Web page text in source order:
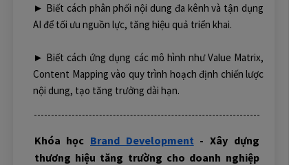
Khóa học Brand Development - Xây dựng
thương hiệu tăng trường cho doanh nghiệp
► Biết cách phân phối nội dung đa kênh và tận dụng
AI để tối ưu nguồn lực, tăng hiệu quả triển khai.
► Biết cách ứng dụng các mô hình như Value Matrix,
Content Mapping vào quy trình hoạch định chiến lược
nội dung, tạo tăng trưởng dài hạn.